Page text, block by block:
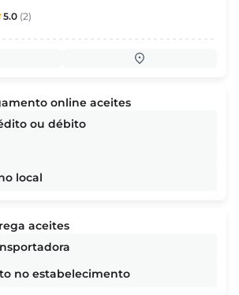
5.0 (2)
online aceites
ou débito
local
aceites
no estabelecimento